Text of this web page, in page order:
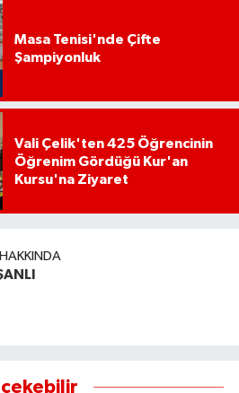
Masa Tenisi'nde Çifte
Şampiyonluk
Vali Çelik'ten 425 Öğrencinin
Öğrenim Gördüğü Kur'an
Kursu'na Ziyaret
çekebilir